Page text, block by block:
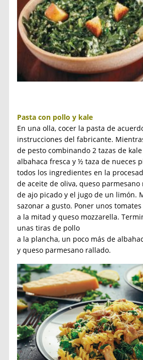
Pasta con pollo y kale
En una olla, cocer la pasta de
instrucciones del fabricante.
de pesto combinando 2 tazas de
albahaca fresca y ½ taza de nueces
todos los ingredientes en la
de aceite de oliva, queso
de ajo picado y el jugo de un limón.
sazonar a gusto. Poner unos
a la mitad y queso mozzarella.
unas tiras de pollo
a la plancha, un poco más de
y queso parmesano rallado.